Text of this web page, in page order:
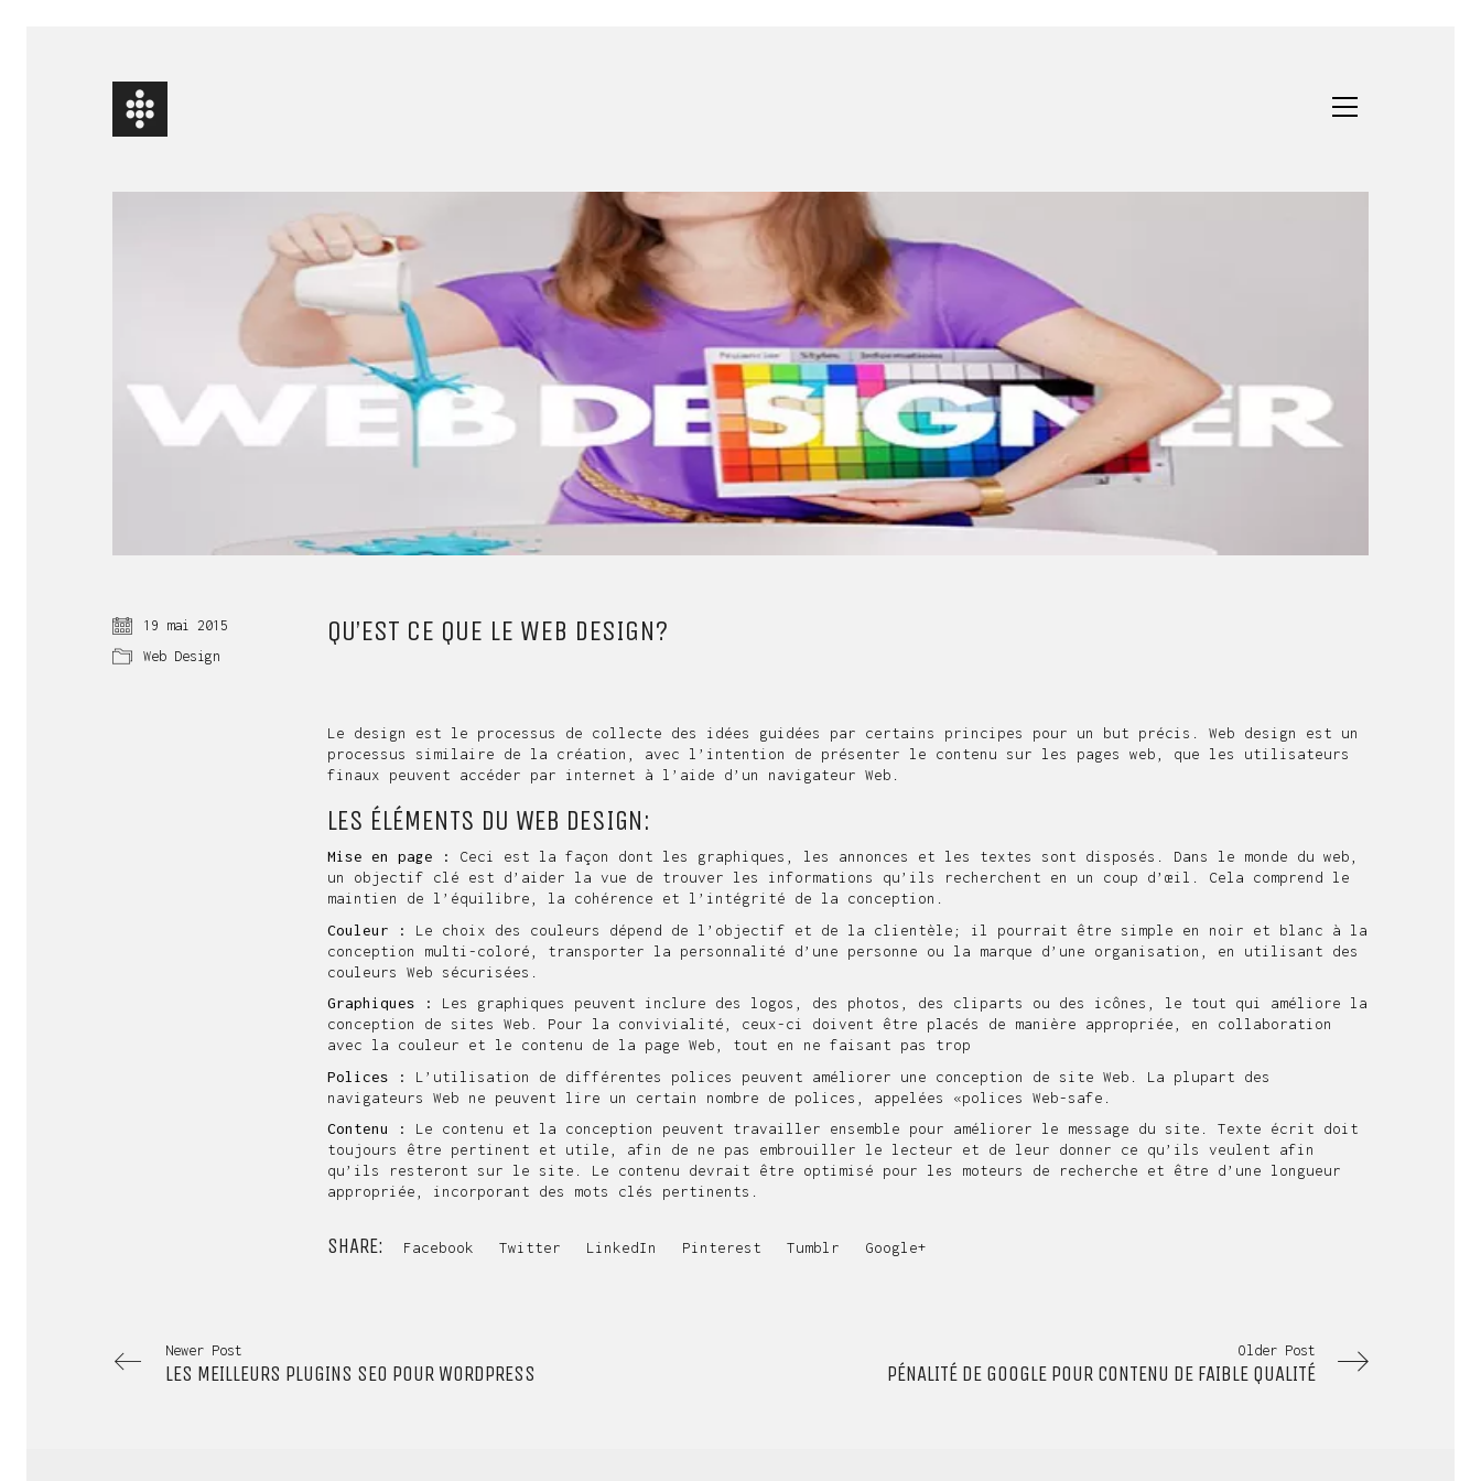
QU’EST CE QUE LE WEB DESIGN?
Le design est le processus de collecte des idées guidées par certains principes pour un but précis. Web design est un
processus similaire de la création, avec l’intention de présenter le contenu sur les pages web, que les utilisateurs
finaux peuvent accéder par internet à l’aide d’un navigateur Web
LES ÉLÉMENTS DU WEB DESIGN:
Mise en page :
Ceci est la façon dont les graphiques, les annonces et les textes sont disposés. Dans le monde du web,
un objectif clé est d’aider la vue de trouver les informations qu’ils recherchent en un coup d’œil. Cela comprend le
maintien de l’équilibre, la cohérence et l’intégrité de la conception.
Couleur :
Le choix des couleurs dépend de l’objectif et de la clientèle; il pourrait être simple en noir et blanc à la
conception multi-coloré, transporter la personnalité d’une personne ou la marque d’une organisation, en utilisant des
couleurs Web sécurisées.
Graphiques :
Les graphiques peuvent inclure des logos, des photos, des cliparts ou des icônes, le tout qui améliore la
conception de sites Web . Pour la convivialité, ceux-ci doivent être placés de manière appropriée, en collaboration
avec la couleur et le contenu de la page Web, tout en ne faisant pas trop
Polices :
L’utilisation de différentes polices peuvent améliorer une conception de site Web. La plupart des
navigateurs Web ne peuvent lire un certain nombre de polices, appelées «polices Web-safe.
Contenu :
Le contenu et la conception peuvent travailler ensemble pour améliorer le message du site. Texte écrit doit
toujours être pertinent et utile, afin de ne pas embrouiller le lecteur et de leur donner ce qu’ils veulent afin
qu’ils resteront sur le site. Le contenu devrait être optimisé pour les moteurs de recherche et être d’une longueur
appropriée, incorporant des mots clés pertinents.
SHARE: Facebook Twitter LinkedIn Pinterest Tumblr Google+
19 mai 2015
Web Design
Newer Post
LES MEILLEURS PLUGINS SEO POUR WORDPRESS
Older Post
PÉNALITÉ DE GOOGLE POUR CONTENU DE FAIBLE QUALITÉ